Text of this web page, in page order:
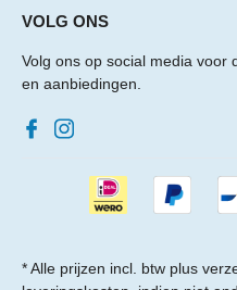
VOLG ONS
Volg ons op social media voor
en aanbiedingen.
* Alle prijzen incl. btw plus